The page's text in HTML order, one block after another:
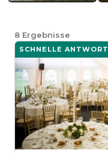
8 Ergebnisse
SCHNELLE ANTWORT